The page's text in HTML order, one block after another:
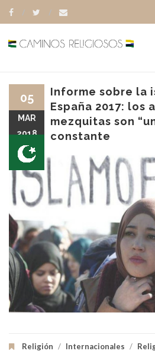
Informe sobre la
España 2017: los
mezquitas son
constante
Religión / Internacionales /
05
MAR
2018